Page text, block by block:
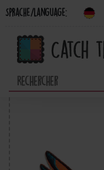
Sprache/Language: